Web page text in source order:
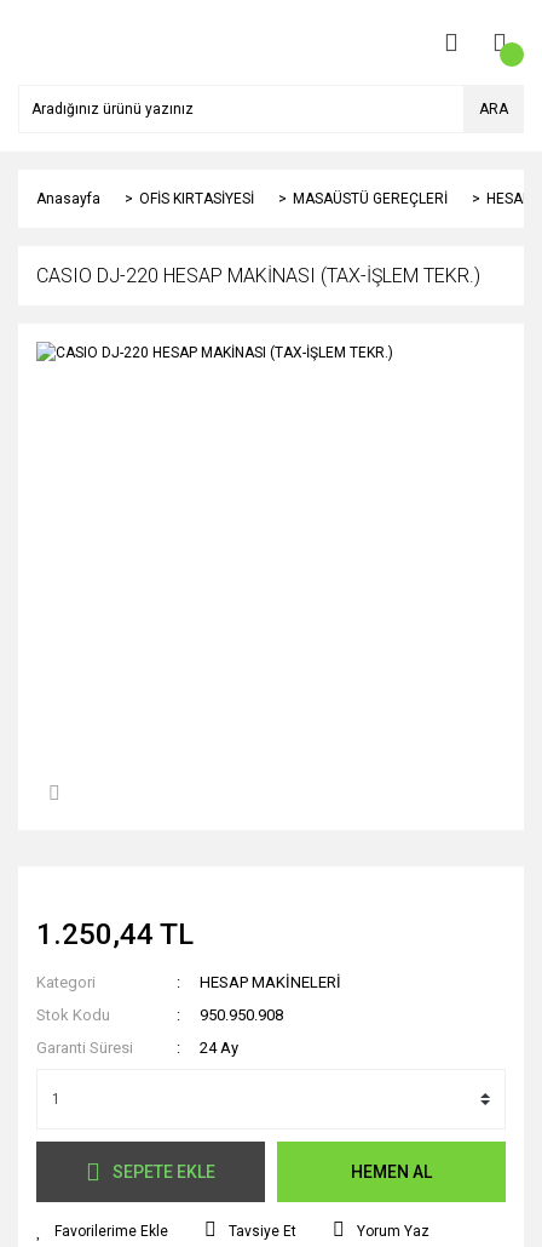
ARA
Anasayfa OFİS KIRTASİYESİ MASAÜSTÜ GEREÇLERİ HESAP
CASIO DJ-220 HESAP MAKİNASI (TAX-İŞLEM TEKR.)
1.250,44 TL
Kategori
HESAP MAKİNELERİ
Stok Kodu
950.950.908
Garanti Süresi
24 Ay
SEPETE EKLE HEMEN AL
Tavsiye Et Yorum Yaz